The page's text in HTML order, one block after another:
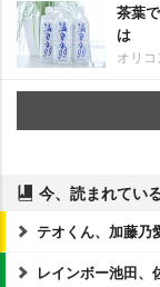
茶葉
は
オリ
今、読まれてい
テオくん、加藤乃
レインボー池田、